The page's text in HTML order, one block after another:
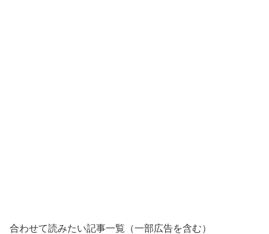
合わせて読みたい記事一覧（一部広告を含む）